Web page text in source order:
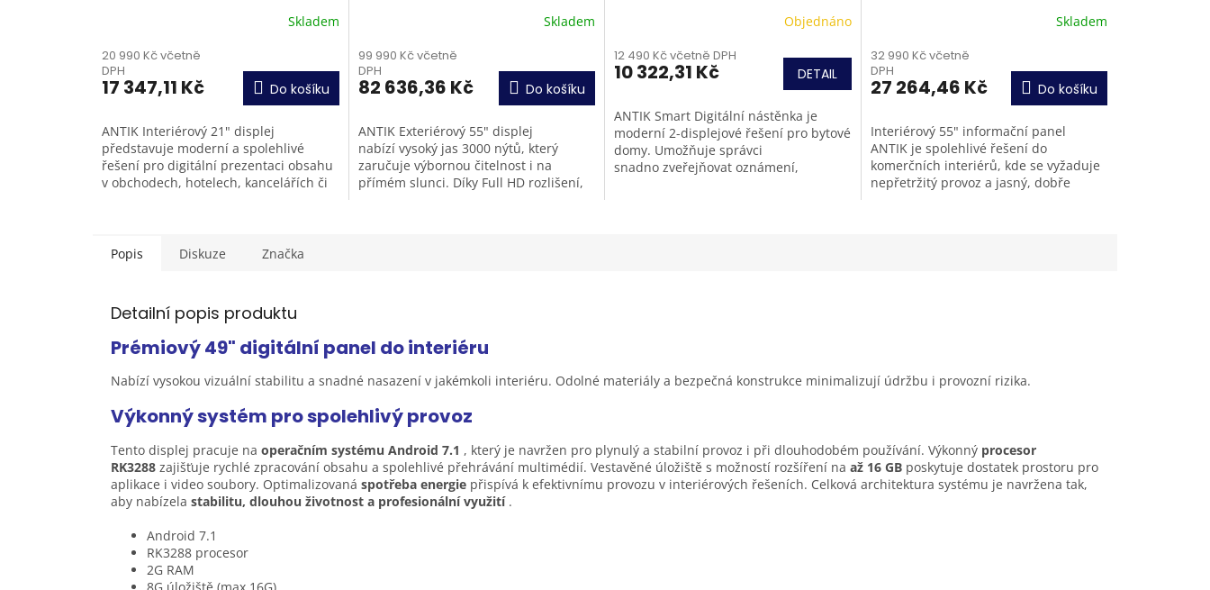
Skladem
20 990 Kč včetně
DPH
17 347,11 Kč Do košíku
ANTIK Interiérový 21" displej
představuje moderní a spolehlivé
řešení pro digitální prezentaci obsahu
v obchodech, hotelech, kancelářích či
Skladem
99 990 Kč včetně
DPH
82 636,36 Kč Do košíku
ANTIK Exteriérový 55" displej
nabízí vysoký jas 3000 nýtů, který
zaručuje výbornou čitelnost i na
přímém slunci. Díky Full HD rozlišení,
Objednáno
12 490 Kč včetně DPH
10 322,31 Kč DETAIL
ANTIK Smart Digitální nástěnka je
moderní 2-displejové řešení pro bytové
domy. Umožňuje správci
snadno zveřejňovat oznámení,
Skladem
32 990 Kč včetně
DPH
27 264,46 Kč Do košíku
Interiérový 55" informační panel
ANTIK je spolehlivé řešení do
komerčních interiérů, kde se vyžaduje
nepřetržitý provoz a jasný, dobře
Popis Diskuze Značka
Detailní popis produktu
Prémiový 49" digitální panel dointeriéru
Nabízí vysokou vizuální stabilitu a snadné nasazení v jakémkoli interiéru. Odolné materiály a bezpečná konstrukce minimalizují údržbu i provozní rizika.
Výkonný systém pro spolehlivýprovoz
Tento displej pracuje na operačním systému Android 7.1 , který je navržen pro plynulý a stabilní provoz i při dlouhodobém používání. Výkonný procesor
RK3288 zajišťuje rychlé zpracování obsahu a spolehlivé přehrávání multimédií. Vestavěné úložiště s možností rozšíření na až 16 GB poskytuje dostatek prostoru pro
aplikace i video soubory. Optimalizovaná spotřeba energie přispívá k efektivnímu provozu v interiérových řešeních. Celková architektura systému je navržena tak,
aby nabízela stabilitu, dlouhou životnost a profesionální využití.
Android 7.1
RK3288 procesor
2G RAM